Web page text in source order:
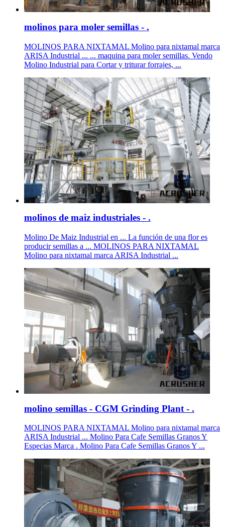
molinos para moler semillas - .
MOLINOS PARA NIXTAMAL Molino para nixtamal marca
ARISA Industrial ... ... maquina para moler semillas. Vendo
Molino Industrial para Cortar y triturar forrajes, ...
molinos de maiz industriales - .
Molino De Maiz Industrial en ... La función de una flor es
producir semillas a ... MOLINOS PARA NIXTAMAL
Molino para nixtamal marca ARISA Industrial ...
molino semillas - CGM Grinding Plant - .
MOLINOS PARA NIXTAMAL Molino para nixtamal marca
ARISA Industrial ... Molino Para Cafe Semillas Granos Y
Especias Marca . Molino Para Cafe Semillas Granos Y ...